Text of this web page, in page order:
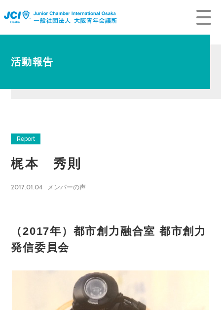
活動報告
Report
梶本 秀則
2017.01.04 メンバーの声
（2017年）都市創力融合室 都市創力
発信委員会